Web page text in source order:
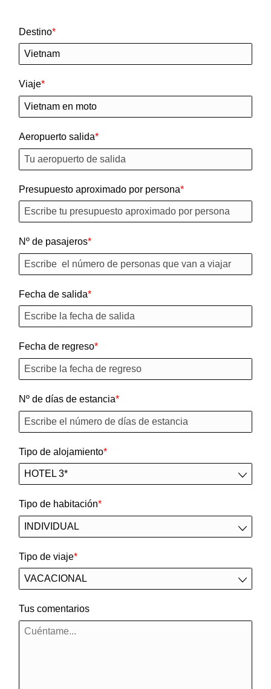
Destino
Viaje
Aeropuerto salida
Presupuesto aproximado por persona
Nº de pasajeros
Fecha de salida
Fecha de regreso
Nº de días de estancia
Tipo de alojamiento
Tipo de habitación
Tipo de viaje
Tus comentarios